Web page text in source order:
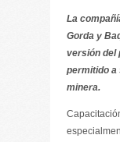
La
Gorda y
versión del
permitido a
minera.